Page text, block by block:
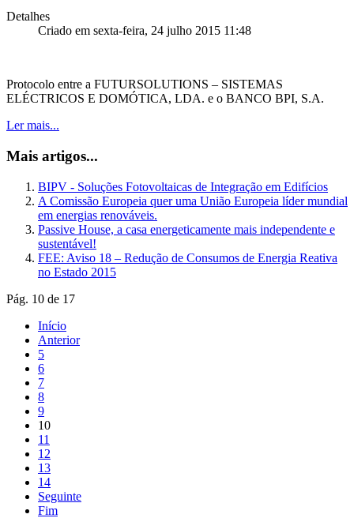
Detalhes
Criado em sexta-feira, 24 julho 2015 11:48
Protocolo entre a FUTURSOLUTIONS – SISTEMAS
ELÉCTRICOS E DOMÓTICA, LDA. e o BANCO BPI, S.A.
Ler mais...
Mais artigos...
BIPV - Soluções Fotovoltaicas de Integração em Edifícios
A Comissão Europeia quer uma União Europeia líder mundial
em energias renováveis.
Passive House, a casa energeticamente mais independente e
sustentável!
FEE: Aviso 18 – Redução de Consumos de Energia Reativa
no Estado 2015
Pág. 10 de 17
Início
Anterior
5
6
7
8
9
10
11
12
13
14
Seguinte
Fim